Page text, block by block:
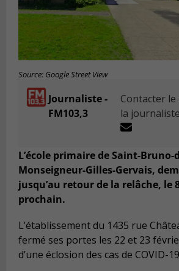
Source: Google Street View
Journaliste -
FM103,3
Contacter le
la
L’école primaire de Saint-
Monseigneur-Gilles-Gervais,
jusqu’au retour de la relâche, le
prochain.
L’établissement du 1435 rue
fermé ses portes les 22 et 23
d’une éclosion des cas de COVID-